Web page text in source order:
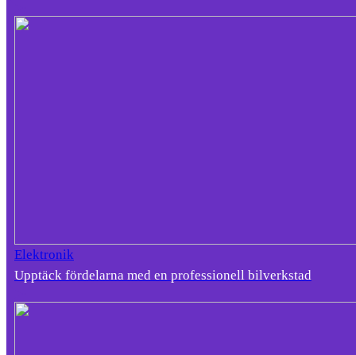
Elektronik
Upptäck fördelarna med en professionell bilverkstad